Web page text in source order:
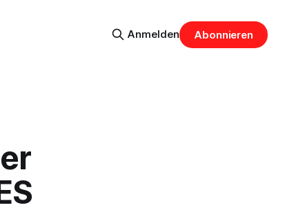
Anmelden Abonnieren